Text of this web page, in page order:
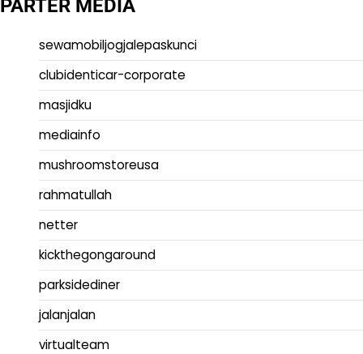
PARTER MEDIA
sewamobiljogjalepaskunci
clubidenticar-corporate
masjidku
mediainfo
mushroomstoreusa
rahmatullah
netter
kickthegongaround
parksidediner
jalanjalan
virtualteam